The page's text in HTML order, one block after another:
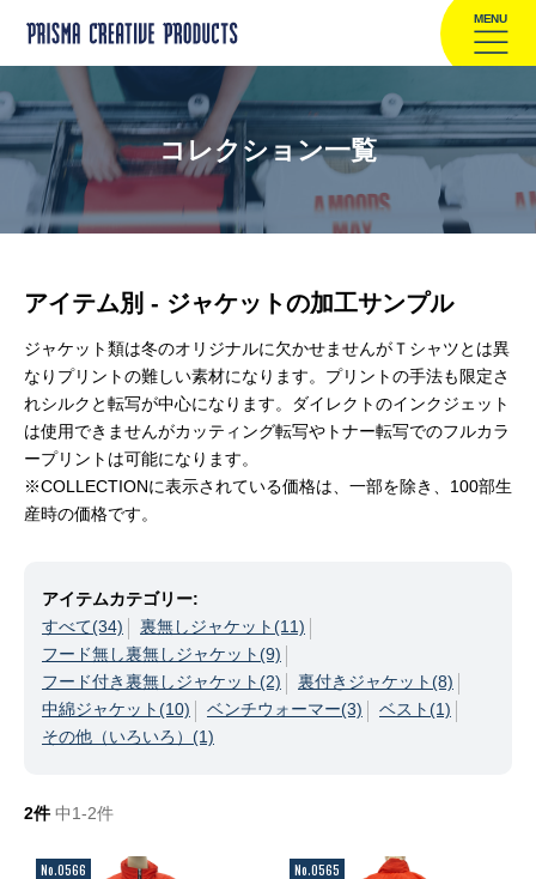
MENU
コレクション一覧
アイテム別 - ジャケットの加工サンプル
ジャケット類は冬のオリジナルに欠かせませんがＴシャツとは異
なりプリントの難しい素材になります。プリントの手法も限定さ
れシルクと転写が中心になります。ダイレクトのインクジェット
は使用できませんがカッティング転写やトナー転写でのフルカラ
ープリントは可能になります。
※COLLECTIONに表示されている価格は、一部を除き、100部生
産時の価格です。
アイテムカテゴリー:
すべて(34)
裏無しジャケット(11)
フード無し裏無しジャケット(9)
フード付き裏無しジャケット(2)
裏付きジャケット(8)
中綿ジャケット(10)
ベンチウォーマー(3)
ベスト(1)
その他（いろいろ）(1)
2件 中1-2件
No.0566 No.0565